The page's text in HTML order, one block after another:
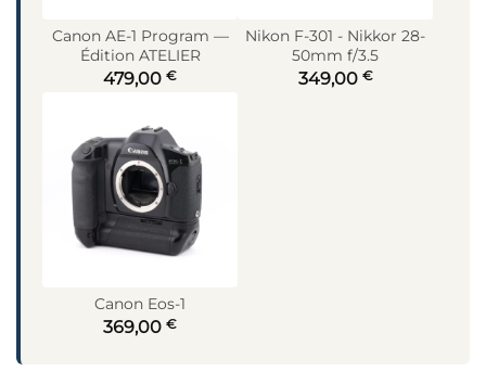
Canon AE-1 Program —
Édition ATELIER
479,00 €
Nikon F-301 - Nikkor 28-
50mm f/3.5
349,00 €
Canon Eos-1
369,00 €